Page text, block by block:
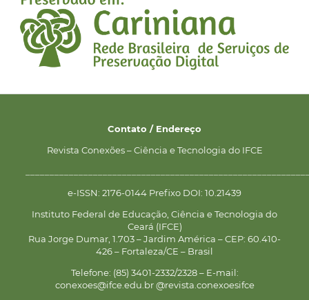
Contato / Endereço
Revista Conexões – Ciência e Tecnologia do IFCE
e-ISSN: 2176-0144 Prefixo DOI: 10.21439
Instituto Federal de Educação, Ciência e Tecnologia do
Ceará (IFCE)
Rua Jorge Dumar, 1.703 – Jardim América – CEP: 60.410-
426 – Fortaleza/CE – Brasil
Telefone: (85) 3401-2332/2328 – E-mail:
conexoes@ifce.edu.br @revista.conexoesifce